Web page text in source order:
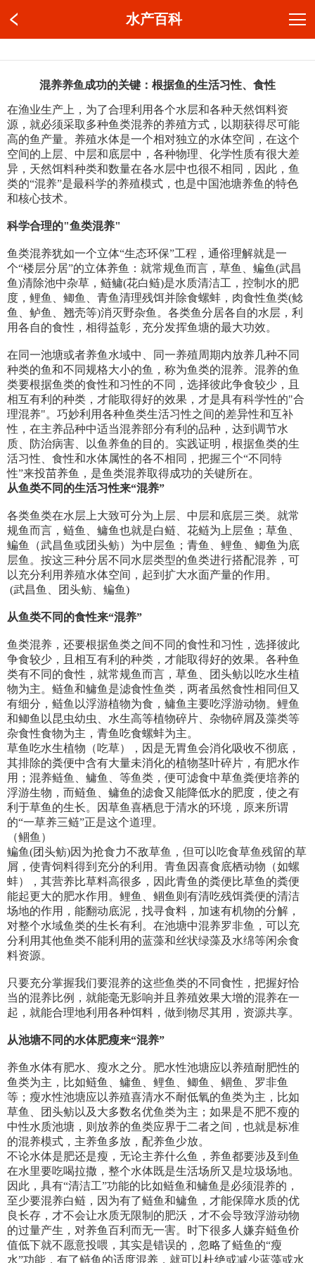
水产百科
混养养鱼成功的关键：根据鱼的生活习性、食性
在渔业生产上，为了合理利用各个水层和各种天然饵料资
源，就必须采取多种鱼类混养的养殖方式，以期获得尽可能
高的鱼产量。养殖水体是一个相对独立的水体空间，在这个
空间的上层、中层和底层中，各种物理、化学性质有很大差
异，天然饵料种类和数量在各水层中也很不相同，因此，鱼
类的“混养”是最科学的养殖模式，也是中国池塘养鱼的特色
和核心技术。
科学合理的"鱼类混养"
鱼类混养犹如一个立体“生态环保”工程，通俗理解就是一
个“楼层分居”的立体养鱼：就常规鱼而言，草鱼、鳊鱼(武昌
鱼)清除池中杂草，鲢鳙(花白鲢)是水质清洁工，控制水的肥
度，鲤鱼、鲫鱼、青鱼清理残饵并除食螺蚌，肉食性鱼类(鲶
鱼、鲈鱼、翘壳等)消灭野杂鱼。各类鱼分居各自的水层，利
用各自的食性，相得益彰，充分发挥鱼塘的最大功效。
在同一池塘或者养鱼水域中、同一养殖周期内放养几种不同
种类的鱼和不同规格大小的鱼，称为鱼类的混养。混养的鱼
类要根据鱼类的食性和习性的不同，选择彼此争食较少，且
相互有利的种类，才能取得好的效果，才是具有科学性的"合
理混养"。巧妙利用各种鱼类生活习性之间的差异性和互补
性，在主养品种中适当混养部分有利的品种，达到调节水
质、防治病害、以鱼养鱼的目的。实践证明，根据鱼类的生
活习性、食性和水体属性的各不相同，把握三个“不同特
性”来投苗养鱼，是鱼类混养取得成功的关键所在。
从鱼类不同的生活习性来“混养”
各类鱼类在水层上大致可分为上层、中层和底层三类。就常
规鱼而言，鲢鱼、鳙鱼也就是白鲢、花鲢为上层鱼；草鱼、
鳊鱼（武昌鱼或团头鲂）为中层鱼；青鱼、鲤鱼、鲫鱼为底
层鱼。按这三种分居不同水层类型的鱼类进行搭配混养，可
以充分利用养殖水体空间，起到扩大水面产量的作用。
(武昌鱼、团头鲂、鳊鱼)
从鱼类不同的食性来“混养”
鱼类混养，还要根据鱼类之间不同的食性和习性，选择彼此
争食较少，且相互有利的种类，才能取得好的效果。各种鱼
类有不同的食性，就常规鱼而言，草鱼、团头鲂以吃水生植
物为主。鲢鱼和鳙鱼是滤食性鱼类，两者虽然食性相同但又
有细分，鲢鱼以浮游植物为食，鳙鱼主要吃浮游动物。鲤鱼
和鲫鱼以昆虫幼虫、水生高等植物碎片、杂物碎屑及藻类等
杂食性食物为主，青鱼吃食螺蚌为主。
草鱼吃水生植物（吃草），因是无胃鱼会消化吸收不彻底，
其排除的粪便中含有大量未消化的植物茎叶碎片，有肥水作
用；混养鲢鱼、鳙鱼、等鱼类，便可滤食中草鱼粪便培养的
浮游生物，而鲢鱼、鳙鱼的滤食又能降低水的肥度，使之有
利于草鱼的生长。因草鱼喜栖息于清水的环境，原来所谓
的“一草养三鲢”正是这个道理。
（鲴鱼）
鳊鱼(团头鲂)因为抢食力不敌草鱼，但可以吃食草鱼残留的草
屑，使青饲料得到充分的利用。青鱼因喜食底栖动物（如螺
蚌），其营养比草料高很多，因此青鱼的粪便比草鱼的粪便
能起更大的肥水作用。鲤鱼、鲴鱼则有清吃残饵粪便的清洁
场地的作用，能翻动底泥，找寻食料，加速有机物的分解，
对整个水域鱼类的生长有利。在池塘中混养罗非鱼，可以充
分利用其他鱼类不能利用的蓝藻和丝状绿藻及水绵等闲余食
料资源。
只要充分掌握我们要混养的这些鱼类的不同食性，把握好恰
当的混养比例，就能毫无影响并且养殖效果大增的混养在一
起，就能合理地利用各种饵料，做到物尽其用，资源共享。
从池塘不同的水体肥瘦来“混养”
养鱼水体有肥水、瘦水之分。肥水性池塘应以养殖耐肥性的
鱼类为主，比如鲢鱼、鳙鱼、鲤鱼、鲫鱼、鲴鱼、罗非鱼
等；瘦水性池塘应以养殖喜清水不耐低氧的鱼类为主，比如
草鱼、团头鲂以及大多数名优鱼类为主；如果是不肥不瘦的
中性水质池塘，则放养的鱼类应界于二者之间，也就是标准
的混养模式，主养鱼多放，配养鱼少放。
不论水体是肥还是瘦，无论主养什么鱼，养鱼都要涉及到鱼
在水里要吃喝拉撒，整个水体既是生活场所又是垃圾场地。
因此，具有“清洁工”功能的比如鲢鱼和鳙鱼是必须混养的，
至少要混养白鲢，因为有了鲢鱼和鳙鱼，才能保障水质的优
良长存，才不会让水质无限制的肥沃，才不会导致浮游动物
的过量产生，对养鱼百利而无一害。时下很多人嫌弃鲢鱼价
值低下就不愿意投喂，其实是错误的，忽略了鲢鱼的“瘦
水”功能，有了鲢鱼的适度混养，就可以杜绝或减少蓝藻或水